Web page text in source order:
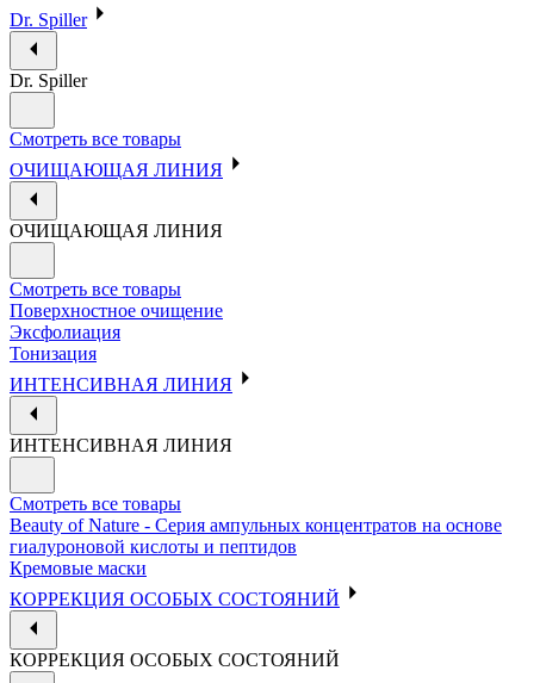
Dr. Spiller
Dr. Spiller
Смотреть все товары
ОЧИЩАЮЩАЯ ЛИНИЯ
ОЧИЩАЮЩАЯ ЛИНИЯ
Смотреть все товары
Поверхностное очищение
Эксфолиация
Тонизация
ИНТЕНСИВНАЯ ЛИНИЯ
ИНТЕНСИВНАЯ ЛИНИЯ
Смотреть все товары
Beauty of Nature - Серия ампульных концентратов на основе
гиалуроновой кислоты и пептидов
Кремовые маски
КОРРЕКЦИЯ ОСОБЫХ СОСТОЯНИЙ
КОРРЕКЦИЯ ОСОБЫХ СОСТОЯНИЙ